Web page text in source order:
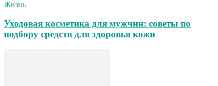
Жизнь
Уходовая косметика для мужчин: советы по
подбору средств для здоровья кожи